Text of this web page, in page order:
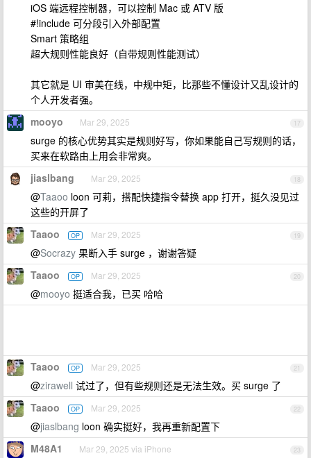
iOS 端远程控制器，可以控制 Mac 或 ATV 版
#!include 可分段引入外部配置
Smart 策略组
超大规则性能良好（自带规则性能测试）
其它就是 UI 审美在线，中规中矩，比那些不懂设计又乱设计的
个人开发者强。
17
mooyo Mar 29, 2025
surge 的核心优势其实是规则好写，你如果能自己写规则的话，
买来在软路由上用会非常爽。
18
jiaslbang Mar 29, 2025
@Taaoo loon 可莉，搭配快捷指令替换 app 打开，挺久没见过
这些的开屏了
19
Taaoo OP Mar 29, 2025
@Socrazy 果断入手 surge ，谢谢答疑
20
Taaoo OP Mar 29, 2025
@mooyo 挺适合我，已买 哈哈
21
Taaoo OP Mar 29, 2025
@zirawell 试过了，但有些规则还是无法生效。买 surge 了
22
Taaoo OP Mar 29, 2025
@jiaslbang loon 确实挺好，我再重新配置下
23
M48A1 Mar 29, 2025 via iPhone